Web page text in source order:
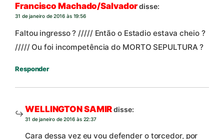
Francisco Machado/Salvadordisse:
31 de janeiro de 2016 às 19:56
Faltou ingresso ? ///// Então o Estadio estava cheio ?
///// Ou foi incompetência do MORTO SEPULTURA ?
Responder
WELLINGTON SAMIRdisse:
31 de janeiro de 2016 às 22:37
Cara dessa vez eu vou defender o torcedor, por